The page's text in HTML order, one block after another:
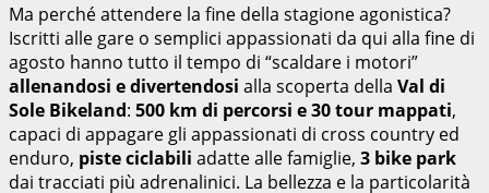
Ma perché attendere la fine della stagione agonistica?
Iscritti alle gare o semplici appassionati da qui alla fine di
agosto hanno tutto il tempo di “scaldare i motori”
allenandosi e divertendosi alla scoperta della Val di
Sole Bikeland: 500 km di percorsi e 30 tour mappati,
capaci di appagare gli appassionati di cross country ed
enduro, piste ciclabili adatte alle famiglie, 3 bike park
dai tracciati più adrenalinici. La bellezza e la particolarità